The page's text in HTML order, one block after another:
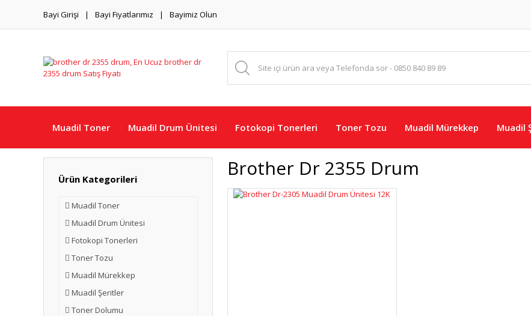
Bayi Girişi Bayi Fiyatlarımız Bayimiz Olun
Muadil Toner Muadil Drum Ünitesi Fotokopi Tonerleri Toner Tozu Muadil Mürekkep Muadil
Ürün Kategorileri
Muadil Toner
Muadil Drum Ünitesi
Fotokopi Tonerleri
Toner Tozu
Muadil Mürekkep
Muadil Şeritler
Toner Dolumu
Brother Dr 2355 Drum